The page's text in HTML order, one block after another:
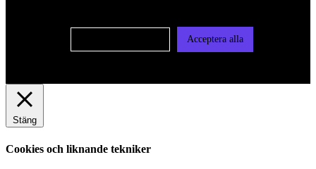
Acceptera alla
Stäng
Cookies och liknande tekniker